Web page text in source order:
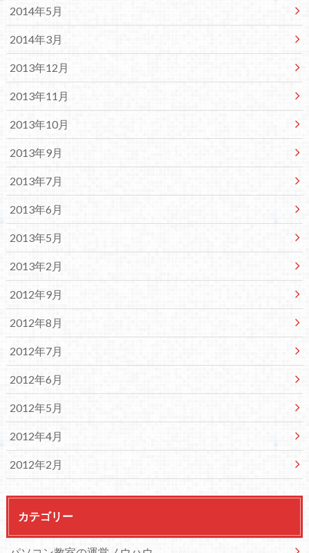
2014年5月
2014年3月
2013年12月
2013年11月
2013年10月
2013年9月
2013年7月
2013年6月
2013年5月
2013年2月
2012年9月
2012年8月
2012年7月
2012年6月
2012年5月
2012年4月
2012年2月
カテゴリー